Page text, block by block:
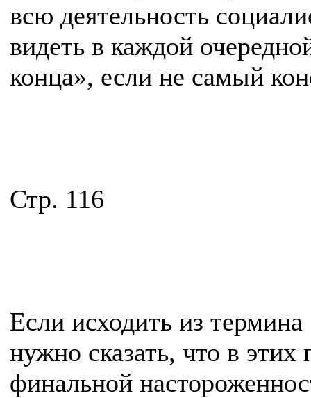
всю деятельность
видеть в каждой
конца», если не самый
Стр. 116
Если исходить из термина
нужно сказать, что в
финальной